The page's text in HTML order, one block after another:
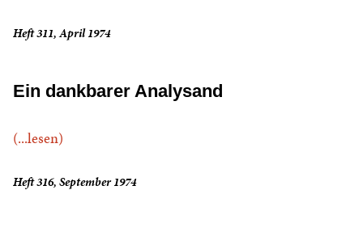
Heft 311, April 1974
Ein dankbarer Analysand
(...lesen)
Heft 316, September 1974